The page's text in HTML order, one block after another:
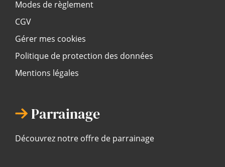
Modes de règlement
CGV
Gérer mes cookies
Politique de protection des données
Mentions légales
Parrainage
Découvrez notre offre de parrainage